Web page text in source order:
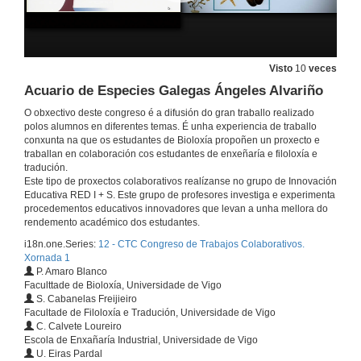
Visto 10 veces
Acuario de Especies Galegas Ángeles Alvariño
O obxectivo deste congreso é a difusión do gran traballo realizado
polos alumnos en diferentes temas. É unha experiencia de traballo
conxunta na que os estudantes de Bioloxía propoñen un proxecto e
traballan en colaboración cos estudantes de enxeñaría e filoloxía e
tradución.
Este tipo de proxectos colaborativos realízanse no grupo de Innovación
Educativa RED I + S. Este grupo de profesores investiga e experimenta
procedementos educativos innovadores que levan a unha mellora do
rendemento académico dos estudantes.
i18n.one.Series: 12 - CTC Congreso de Trabajos Colaborativos.
Xornada 1
P. Amaro Blanco
Faculttade de Bioloxía, Universidade de Vigo
S. Cabanelas Freijieiro
Facultade de Filoloxía e Tradución, Universidade de Vigo
C. Calvete Loureiro
Escola de Enxañaría Industrial, Universidade de Vigo
U. Eiras Pardal
Elaboración de sidra Natural Ecolóxica das mazás autónomas de Galicia
25 de abr. de 2019
Cultivo Hidropónico da Familia Orchidaceae e Construcción dun Kit de Cultivo Comercial
Centro de Equitación de Alto Rendemento
25 de abr. de 2019
25 de abr. de 2019